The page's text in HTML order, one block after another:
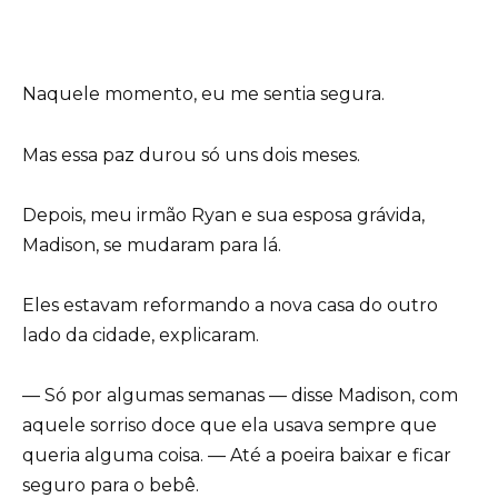
Naquele momento, eu me sentia segura.
Mas essa paz durou só uns dois meses.
Depois, meu irmão Ryan e sua esposa grávida,
Madison, se mudaram para lá.
Eles estavam reformando a nova casa do outro
lado da cidade, explicaram.
— Só por algumas semanas — disse Madison, com
aquele sorriso doce que ela usava sempre que
queria alguma coisa. — Até a poeira baixar e ficar
seguro para o bebê.